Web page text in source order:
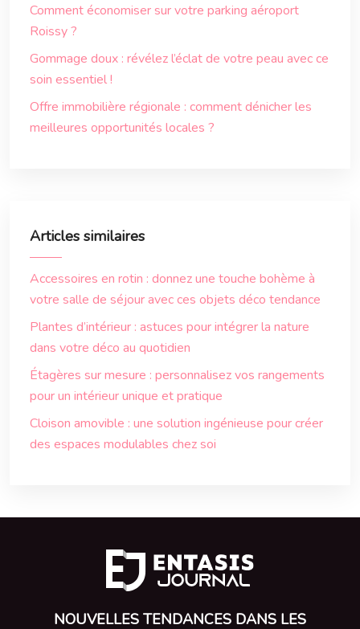
Comment économiser sur votre parking aéroport
Roissy ?
Gommage doux : révélez l’éclat de votre peau avec ce
soin essentiel !
Offre immobilière régionale : comment dénicher les
meilleures opportunités locales ?
Articles similaires
Accessoires en rotin : donnez une touche bohème à
votre salle de séjour avec ces objets déco tendance
Plantes d’intérieur : astuces pour intégrer la nature
dans votre déco au quotidien
Étagères sur mesure : personnalisez vos rangements
pour un intérieur unique et pratique
Cloison amovible : une solution ingénieuse pour créer
des espaces modulables chez soi
NOUVELLES TENDANCES DANS LES